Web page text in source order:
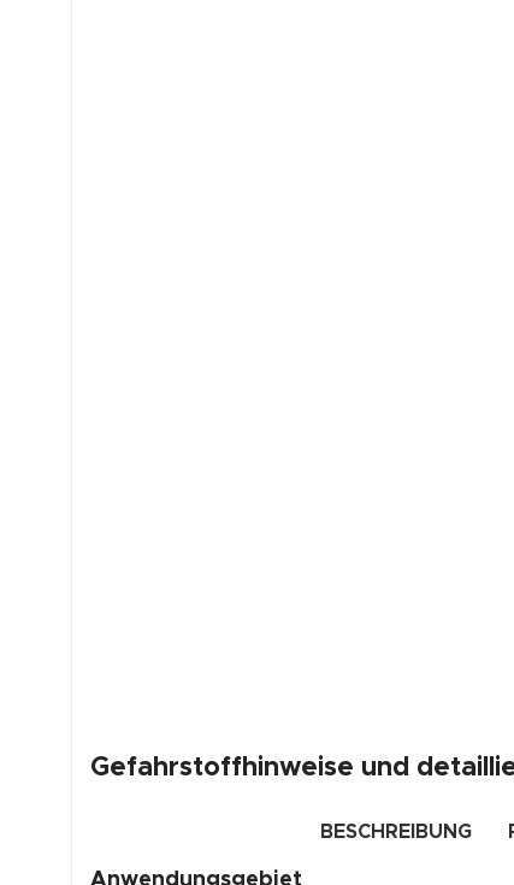
Gefahrstoffhinweise und
BESCHREIBUNG
Anwendungsgebiet